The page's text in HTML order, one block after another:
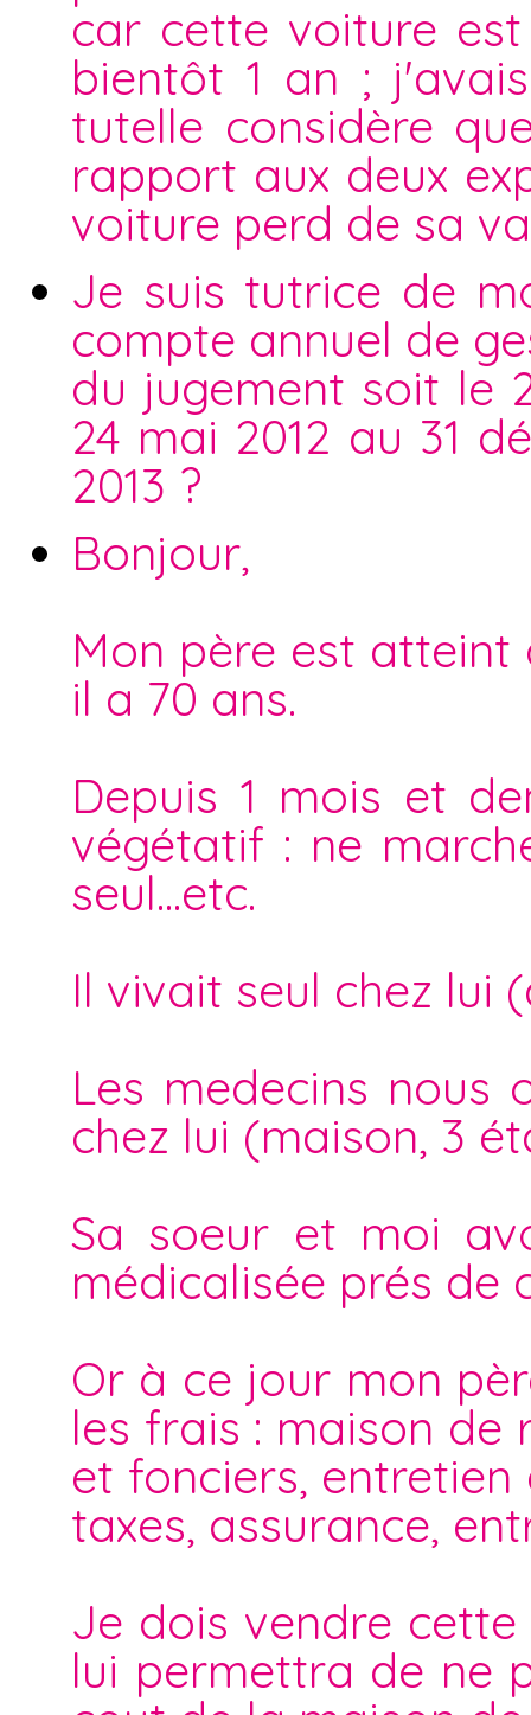
car cette voiture
bientôt 1 an ;
tutelle considère
rapport aux deux
voiture perd de sa
Je suis tutrice de
compte annuel de
du jugement soit le
24 mai 2012 au 31
2013 ?
Bonjour,
Mon père est atteint
il a 70 ans.
Depuis 1 mois et
végétatif : ne
seul...etc.
Il vivait seul chez lui
Les medecins nous
chez lui (maison, 3
Sa soeur et moi
médicalisée prés de
Or à ce jour mon
les frais : maison de
et fonciers,
taxes, assurance,
Je dois vendre
lui permettra de ne